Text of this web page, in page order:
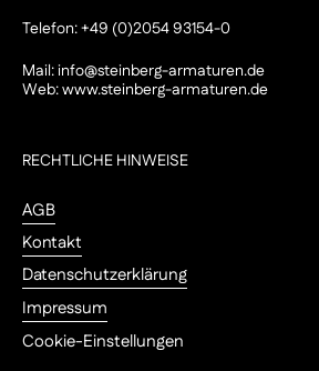
Telefon: +49 (0)2054 93154-0
Mail:info@steinberg-armaturen.de
Web:www.steinberg-armaturen.de
RECHTLICHE HINWEISE
AGB
Kontakt
Datenschutzerklärung
Impressum
Cookie-Einstellungen